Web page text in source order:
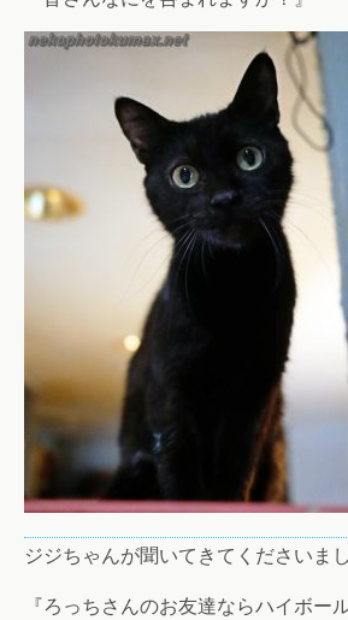
ジジちゃんが聞いてきてくださいまし
『ろっちさんのお友達ならハイボー